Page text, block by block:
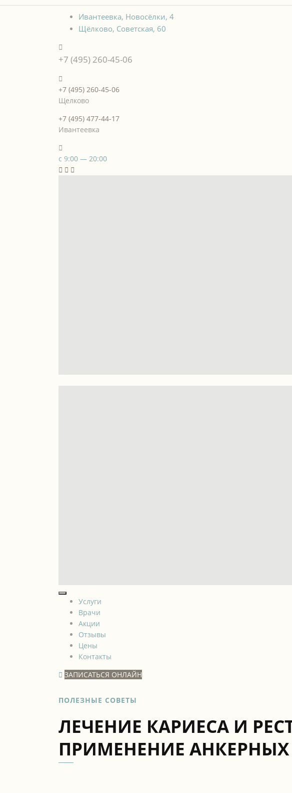
Ивантеевка, Новосёлки, 4
Щёлково, Советская, 60
+7 (495) 260-45-06
+7 (495) 260-45-06
Щелково
+7 (495) 477-44-17
Ивантеевка
с 9:00 — 20:00
Услуги
Врачи
Акции
Отзывы
Цены
Контакты
ЗАПИСАТЬСЯ ОНЛАЙН
ПОЛЕЗНЫЕ СОВЕТЫ
ЛЕЧЕНИЕ КАРИЕСА И
ПРИМЕНЕНИЕ